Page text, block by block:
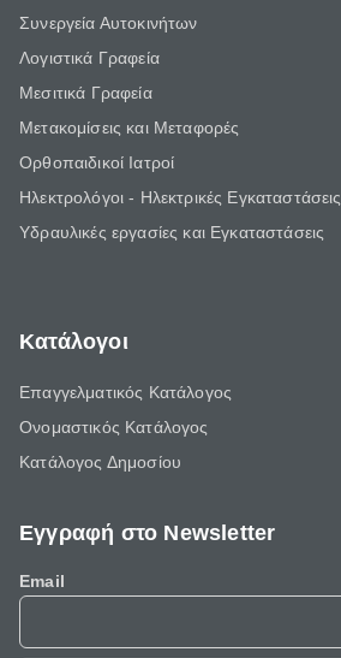
Συνεργεία Αυτοκινήτων
Λογιστικά Γραφεία
Μεσιτικά Γραφεία
Μετακομίσεις και Μεταφορές
Ορθοπαιδικοί Ιατροί
Ηλεκτρολόγοι - Ηλεκτρικές Εγκαταστάσεις
Υδραυλικές εργασίες και Εγκαταστάσεις
Κατάλογοι
Επαγγελματικός Κατάλογος
Ονομαστικός Κατάλογος
Κατάλογος Δημοσίου
Εγγραφή στο Newsletter
Email